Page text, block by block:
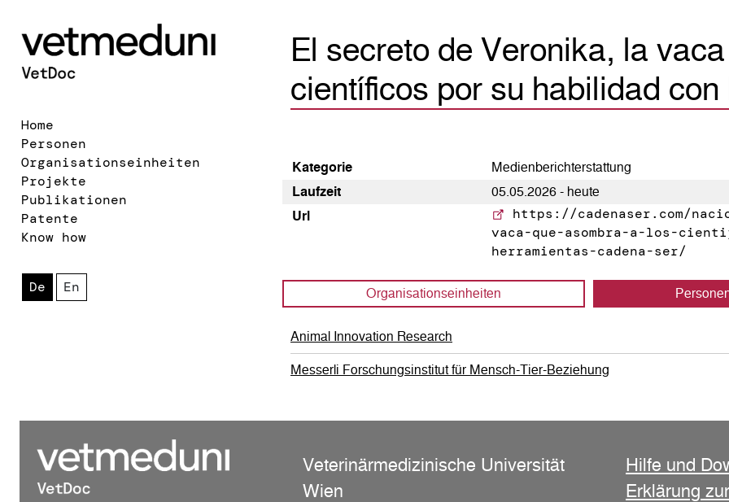
Home
Personen
Organisationseinheiten
Projekte
Publikationen
Patente
Know how
De En
El secreto de Veronika, la
científicos por su habilidad
Kategorie
Medienberichterstattung
Laufzeit
05.05.2026 - heute
Url
https://cadenaser.com/
vaca-que-asombra-a-los-
herramientas-cadena-ser/
Organisations­einheiten
Animal Innovation Research
Messerli Forschungsinstitut für Mensch-Tier-Beziehung
Veterinärmedizinische Universität
Wien
Hilfe und
Erklärung